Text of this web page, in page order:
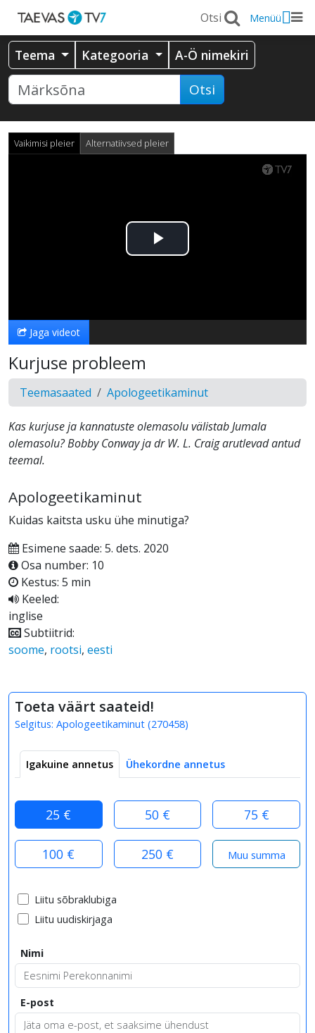
Menüü
Teema Kategooria A-Ö nimekiri
Otsi
Vaikimisi pleier Alternatiivsed pleier
Esita
Jaga videot
Kurjuse probleem
Teemasaated Apologeetikaminut
Kas kurjuse ja kannatuste olemasolu välistab Jumala
olemasolu? Bobby Conway ja dr W. L. Craig arutlevad antud
teemal.
Apologeetikaminut
Kuidas kaitsta usku ühe minutiga?
Esimene saade: 5. dets. 2020
Osa number: 10
Kestus: 5 min
Keeled:
inglise
Subtiitrid:
soome, rootsi, eesti
Toeta väärt saateid!
Selgitus: Apologeetikaminut (270458)
Igakuine annetus Ühekordne annetus
25 € 50 € 75 €
100 € 250 €
Liitu sõbraklubiga
Liitu uudiskirjaga
Nimi
E-post